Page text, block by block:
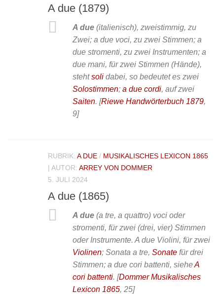
A due (1879)
A due (italienisch), zweistimmig, zu
Zwei; a due voci, zu zwei Stimmen; a
due stromenti, zu zwei Instrumenten; a
due mani, für zwei Stimmen (Hände),
stehtsoli dabei, so bedeutet es zwei
Solostimmen; a due cordi, auf zwei
Saiten. [Riewe Handwörterbuch 1879,
9]
RUBRIK: A DUE / MUSIKALISCHES LEXICON 1865
| AUTOR: ARREY VON DOMMER
5. JULI 2024
A due (1865)
A due (a tre, a quattro) voci oder
stromenti, für zwei (drei, vier) Stimmen
oder Instrumente. A due Violini, für zwei
Violinen; Sonata a tre, Sonate für drei
Stimmen; a due cori battenti, sieheA
cori battenti. [Dommer Musikalisches
Lexicon 1865, 25]